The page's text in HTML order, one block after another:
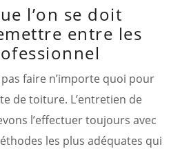
l’on se doit
entre les
faire n’importe quoi pour
de toiture. L’entretien de
l’effectuer toujours avec
les plus adéquates qui